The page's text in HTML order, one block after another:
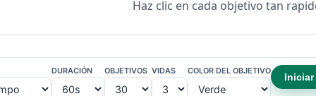
Haz clic en cada objetivo tan
DURACIÓN OBJETIVOS VIDAS COLOR DEL OBJETIVO
Iniciar